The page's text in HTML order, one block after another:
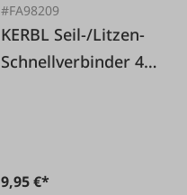
#FA98209
KERBL Seil-/Litzen-
Schnellverbinder 4
9,95 €*